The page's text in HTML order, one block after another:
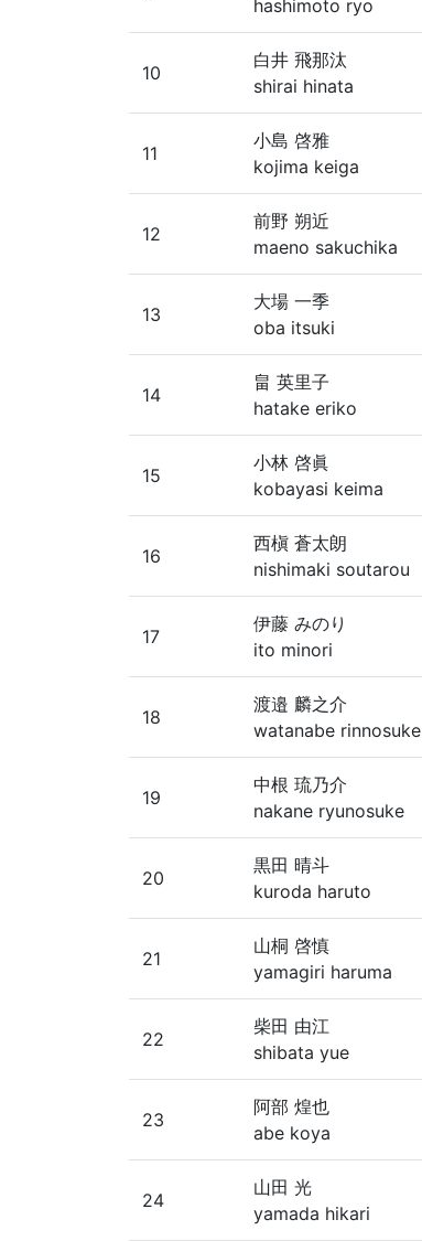
hashimoto ryo
10
白井 飛那汰
shirai hinata
11
小島 啓雅
kojima keiga
12
前野 朔近
maeno sakuchika
13
大場 一季
oba itsuki
14
畠 英里子
hatake eriko
15
小林 啓眞
kobayasi keima
16
西槇 蒼太朗
nishimaki soutarou
17
伊藤 みのり
ito minori
18
渡邉 麟之介
watanabe rinnosuke
19
中根 琉乃介
nakane ryunosuke
20
黒田 晴斗
kuroda haruto
21
山桐 啓慎
yamagiri haruma
22
柴田 由江
shibata yue
23
阿部 煌也
abe koya
24
山田 光
yamada hikari